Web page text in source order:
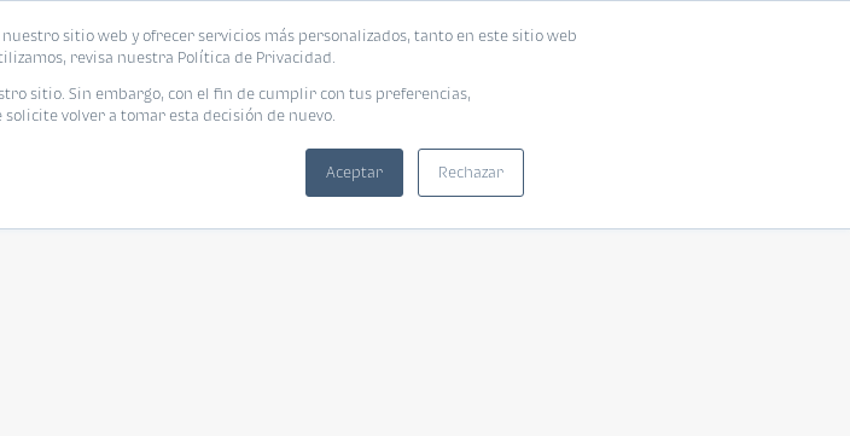
sitio web y ofrecer servicios más personalizados, tanto en este sitio web
revisa nuestra Política de Privacidad.
sitio. Sin embargo, con el fin de cumplir con tus preferencias,
volver a tomar esta decisión de nuevo.
Aceptar Rechazar